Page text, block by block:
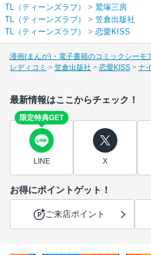
TL（ティーンズラブ）
> 鷲塚三房
TL（ティーンズラブ）
> 笠倉出版社
TL（ティーンズラブ）
> 恋愛KISS
漫画(まんが)・電子書籍のコミックシーモ
レディコミ
笠倉出版社 恋愛KISS ナ
最新情報はここからチェック！
限定特典GET
LINE X
お得にポイントゲット！
ご来店ポイント